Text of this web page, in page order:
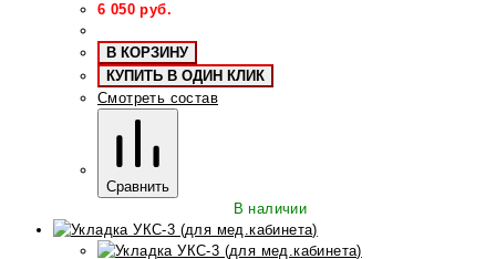
6 050 руб.
В КОРЗИНУ
КУПИТЬ В ОДИН КЛИК
Смотреть состав
Сравнить
В наличии